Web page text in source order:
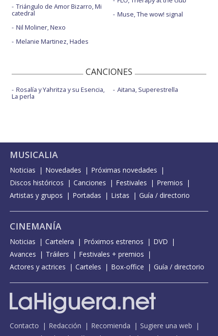
Triángulo de Amor Bizarro, Mi
catedral
Nil Moliner, Nexo
Melanie Martinez, Hades
Muse, The wow! signal
CANCIONES
Rosalía y Yahritza y su Esencia,
La perla
Aitana, Superestrella
MUSICALIA
Noticias Novedades
Próximas novedades
Discos históricos
Canciones Festivales
Premios
Artistas y grupos
Portadas Listas Guía / directorio
CINEMANÍA
Noticias Cartelera Próximos estrenos
DVD
Avances
Tráilers
Festivales + premios
Actores y actrices
Carteles Box-office Guía / directorio
Contacto Redacción Recomienda
Sugiere una web